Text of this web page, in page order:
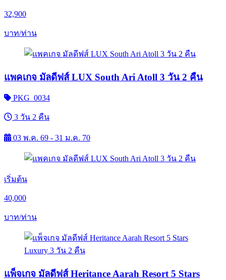
32,900
บาท/ท่าน
แพคเกจ มัลดีฟส์ LUX South Ari Atoll 3 วัน 2 คืน
PKG_0034
3 วัน 2 คืน
03 พ.ค. 69 - 31 ม.ค. 70
เริ่มต้น
40,000
บาท/ท่าน
แพ็จเกจ มัลดีฟส์ Heritance Aarah Resort 5 Stars